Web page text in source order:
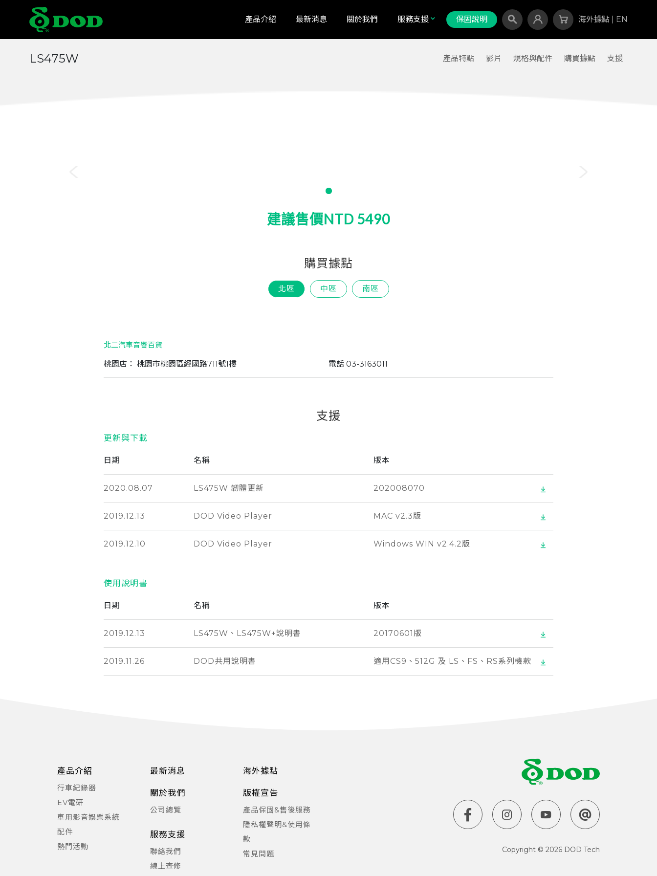
產品介紹 最新消息 關於我們 服務支援 保固說明 海外據點 EN
海外據點
New Zealand
Romania
United Kingdom
LS475W 產品特點 影片 規格與配件 購買據點 支援
建議售價NTD 5490
購買據點
北區 中區 南區
北二汽車音響百貨
桃園店： 桃園市桃園區經國路711號1樓 電話 03-3163011
支援
更新與下載
日期 名稱 版本
2020.08.07 LS475W 韌體更新 202008070
2019.12.13 DOD Video Player MAC v2.3版
2019.12.10 DOD Video Player Windows WIN v2.4.2版
使用說明書
日期 名稱 版本
2019.12.13 LS475W、LS475W+說明書 20170601版
2019.11.26 DOD共用說明書 適用CS9、512G 及 LS、FS、RS系列機款
產品介紹
行車紀錄器
EV電研
車用影音娛樂系統
配件
熱門活動
最新消息
關於我們
公司總覽
服務支援
聯絡我們
線上查修
海外據點
版權宣告
產品保固&售後服務
隱私權聲明&使用條
款
常見問題
Copyright © 2026 DOD Tech